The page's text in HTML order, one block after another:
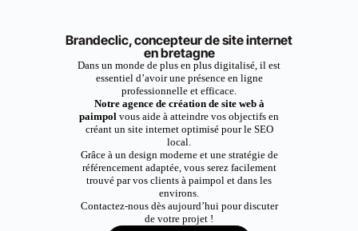
Brandeclic, concepteur de site internet
en bretagne
Dans un monde de plus en plus digitalisé, il est
essentiel d’avoir une présence en ligne
professionnelle et efficace.
Notre agence de création de site web à
paimpol vous aide à atteindre vos objectifs en
créant un site internet optimisé pour le SEO
local.
Grâce à un design moderne et une stratégie de
référencement adaptée, vous serez facilement
trouvé par vos clients à paimpol et dans les
environs.
Contactez-nous dès aujourd’hui pour discuter
de votre projet !